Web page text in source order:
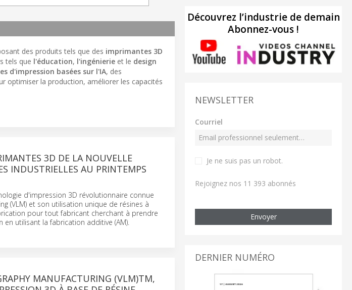
des produits tels que des imprimantes 3D
tels que l'éducation, l'ingénierie et le design
d'impression basées sur l'IA, des
optimiser la production, améliorer les capacités
3D DE LA NOUVELLE
INDUSTRIELLES AU PRINTEMPS
d'impression 3D révolutionnaire connue
(VLM) et son utilisation unique de résines à
pour tout fabricant cherchant à prendre
utilisant la fabrication additive (AM).
MANUFACTURING (VLM)TM,
Découvrez l’industrie de demain
Abonnez-vous !
NEWSLETTER
Courriel
Je ne suis pas un robot.
Rejoignez nos 11 393 abonnés
Envoyer
DERNIER NUMÉRO